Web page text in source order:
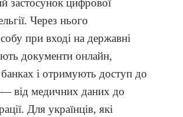
застосунок цифрової
Через нього
при вході на державні
документи онлайн,
і отримують доступ до
— від медичних даних до
Для українців, які